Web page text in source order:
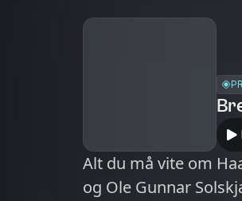
Alt du må vite om
og Ole Gunnar